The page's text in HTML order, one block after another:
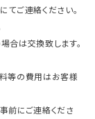
ご連絡ください。
合は交換致します。
等の費用はお客様
前にご連絡くださ